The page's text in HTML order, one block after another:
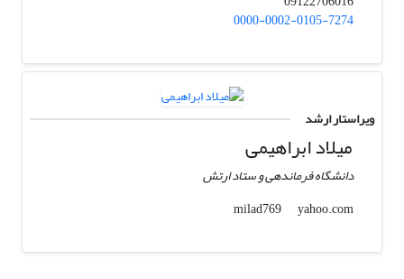
0000-0002-0105-7274
ویراستار ارشد
میلاد ابراهیمی
دانشگاه فرماندهی و ستاد ارتش
milad769
yahoo.com